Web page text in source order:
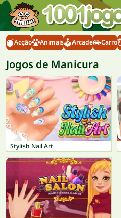
Acção Animais Arcade Carro
Jogos de Manicura
Stylish Nail Art